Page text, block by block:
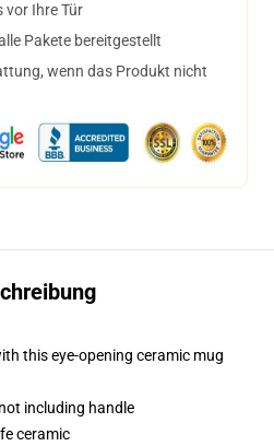
vor Ihre Tür
Pakete bereitgestellt
wenn das Produkt nicht
this eye-opening ceramic mug
including handle
ceramic